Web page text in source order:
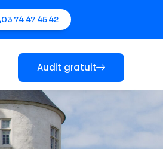
03 74 47 45 42
Audit gratuit